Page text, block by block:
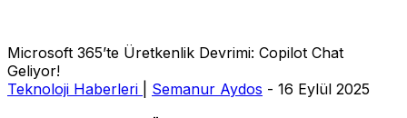
Microsoft 365’te Üretkenlik Devrimi: Copilot Chat
Geliyor!
Teknoloji Haberleri
Semanur Aydos - 16 Eylül 2025